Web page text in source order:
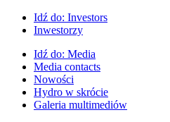
Idź do: Investors
Inwestorzy
Idź do: Media
Media contacts
Nowości
Hydro w skrócie
Galeria multimediów